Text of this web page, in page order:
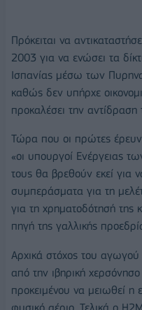
Πρόκειται να
2003 για να ενώσει τα
Ισπανίας μέσω των
καθώς δεν υπήρχε
προκαλέσει την
Τώρα που οι πρώτες
«οι υπουργοί Ενέργειας
τους θα βρεθούν εκεί
συμπεράσματα για τη
για τη χρηματοδότησή της
πηγή της γαλλικής
Αρχικά στόχος του
από την ιβηρική
προκειμένου να μειωθεί